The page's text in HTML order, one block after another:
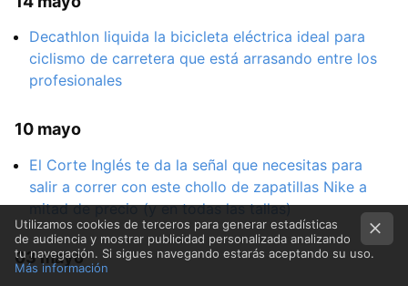
Decathlon liquida la bicicleta eléctrica ideal para
ciclismo de carretera que está arrasando entre los
profesionales
10 mayo
El Corte Inglés te da la señal que necesitas para
salir a correr con este chollo de zapatillas Nike a
mitad de precio (y en todas las tallas)
03 mayo
Utilizamos cookies de terceros para generar estadísticas
de audiencia y mostrar publicidad personalizada analizando
tu navegación. Si sigues navegando estarás aceptando su uso.
Más información